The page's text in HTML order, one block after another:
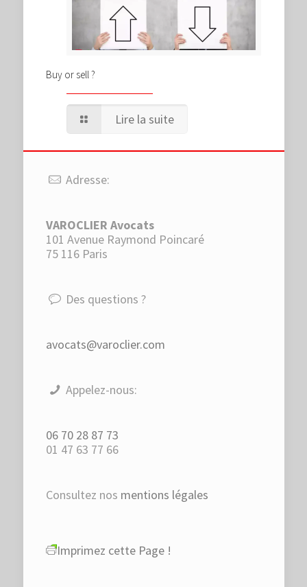
Buy or sell ?
Lire la suite
Adresse:
VAROCLIER Avocats
101 Avenue Raymond Poincaré
75 116 Paris
Des questions ?
avocats@varoclier.com
Appelez-nous:
06 70 28 87 73
01 47 63 77 66
Consultez nos mentions légales
Imprimez cette Page !